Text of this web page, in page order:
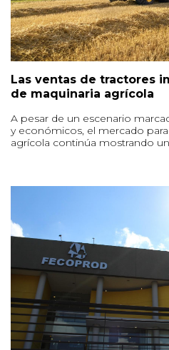
Las ventas de tractores
de maquinaria agrícola
A pesar de un escenario
y económicos, el mercado
agrícola continúa mostrando un